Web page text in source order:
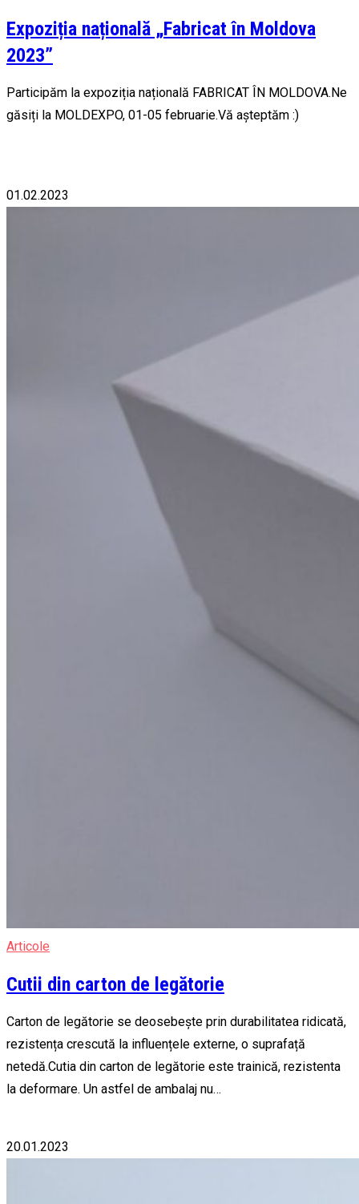
Expoziția națională „Fabricat în Moldova
2023”
Participăm la expoziția națională FABRICAT ÎN MOLDOVA.Ne
găsiți la MOLDEXPO, 01-05 februarie.Vă așteptăm :)
01.02.2023
Articole
Cutii din carton de legătorie
Carton de legătorie se deosebește prin durabilitatea ridicată,
rezistența crescută la influențele externe, o suprafață
netedă.Cutia din carton de legătorie este trainică, rezistenta
la deformare. Un astfel de ambalaj nu…
20.01.2023